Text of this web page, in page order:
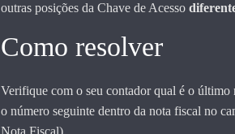
outras posições da Chave de Acesso
Como resolver
Verifique com o seu contador qual é o
o número seguinte dentro da nota fiscal no
Nota Fiscal).